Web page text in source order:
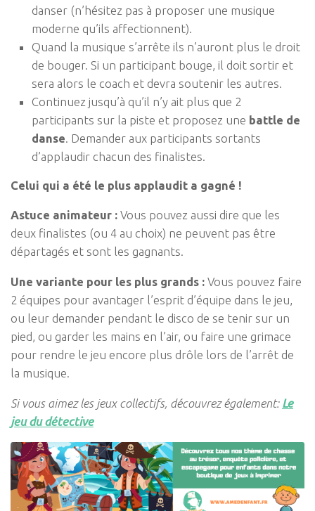
danser (n’hésitez pas à proposer une musique
moderne qu’ils affectionnent).
Quand la musique s’arrête ils n’auront plus le droit
de bouger. Si un participant bouge, il doit sortir et
sera alors le coach et devra soutenir les autres.
Continuez jusqu’à qu’il n’y ait plus que 2
participants sur la piste et proposez une battle de
danse . Demander aux participants sortants
d’applaudir chacun des finalistes.
Celui qui a été le plus applaudit a gagné !
Astuce animateur : Vous pouvez aussi dire que les
deux finalistes (ou 4 au choix) ne peuvent pas être
départagés et sont les gagnants.
Une variante pour les plus grands : Vous pouvez faire
2 équipes pour avantager l’esprit d’équipe dans le jeu,
ou leur demander pendant le disco de se tenir sur un
pied, ou garder les mains en l’air, ou faire une grimace
pour rendre le jeu encore plus drôle lors de l’arrêt de
la musique.
Si vous aimez les jeux collectifs, découvrez également: Le
jeu du détective